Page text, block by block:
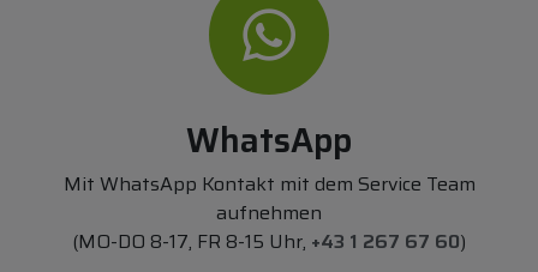
WhatsApp
Mit WhatsApp Kontakt mit dem Service Team
aufnehmen
(MO-DO 8-17, FR 8-15 Uhr, +43 1 267 67 60)